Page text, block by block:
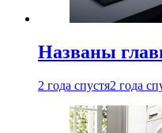
Названы
2 года спустя2 года